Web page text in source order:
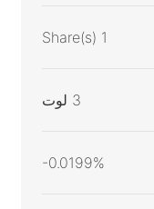
1 Share(s)
3 لوت
-0.0199%